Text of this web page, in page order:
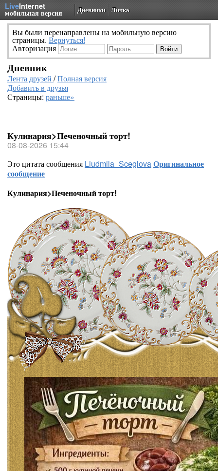
LiveInternet
мобильная версия Дневники Личка
Вы были перенаправлены на мобильную версию
страницы. Вернуться!
Авторизация
Дневник
Лента друзей /Полная версия
Добавить в друзья
Страницы: раньше»
Кулинария>Печеночный торт!
08-08-2026 15:44
Это цитата сообщения Liudmila_SceglovaОригинальное
сообщение
Кулинария>Печеночный торт!